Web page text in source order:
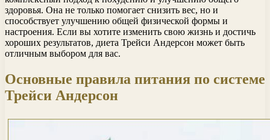
здоровья. Она не только помогает снизить вес, но и
способствует улучшению общей физической формы и
настроения. Если вы хотите изменить свою жизнь и достичь
хороших результатов, диета Трейси Андерсон может быть
отличным выбором для вас.
Основные правила питания по системе
Трейси Андерсон